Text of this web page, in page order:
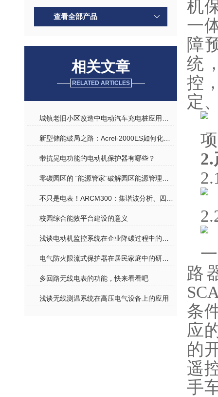
查看全部产品
相关文章
RELATED ARTICLES
带抗晃电功能的电动机保护器有哪些？
校园综合能效平台建设的意义
多回路无线电表的功能，快来看看吧
浅谈无线测温系统在高压电气设备上的应用
机
一
障
统
控
定
路
条
应
的
遥
手